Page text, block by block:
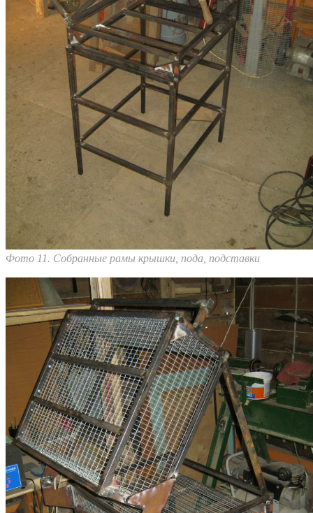
Фото 11. Собранные рамы крышки, пода, подставки